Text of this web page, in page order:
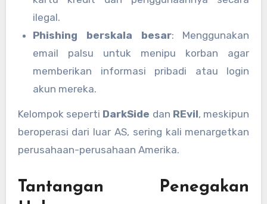
ilegal.
Phishing berskala besar: Menggunakan
email palsu untuk menipu korban agar
memberikan informasi pribadi atau login
akun mereka.
Kelompok seperti DarkSide dan REvil, meskipun
beroperasi dari luar AS, sering kali menargetkan
perusahaan-perusahaan Amerika.
Tantangan Penegakan